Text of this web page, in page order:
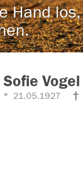
Hand los,
Sofie Vogel
21.05.1927